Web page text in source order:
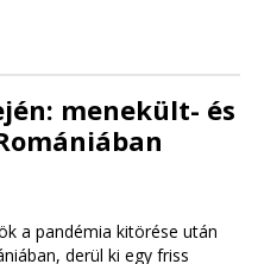
menekült- és
a pandémia kitörése után
derül ki egy friss